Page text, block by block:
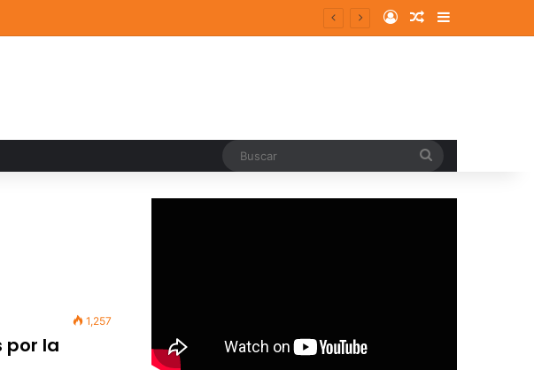
de artistas emergentes y consolidados Log InRandom Article
Sidebar
1,257
por la